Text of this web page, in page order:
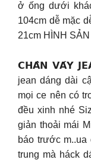
ở ống dưới
104cm dễ mặc
21cm HÌNH
𝗖𝗛𝗔̂𝗡 𝗩𝗔́𝗬
jean dáng dài
mọi ce nên có
đều xinh nhé
giản thoải mái
báo trước
trung mà háck